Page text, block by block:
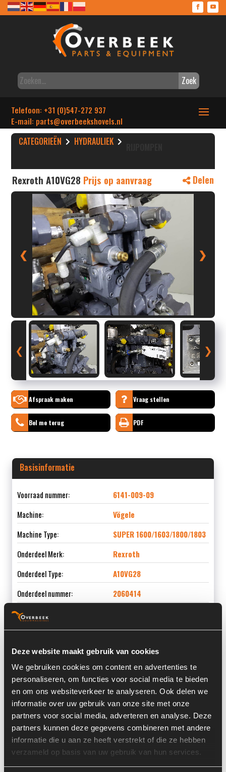
Deze website maakt gebruik van cookies
We gebruiken cookies om content en advertenties te
personaliseren, om functies voor social media te bieden
en om ons websiteverkeer te analyseren. Ook delen we
informatie over uw gebruik van onze site met onze
partners voor social media, adverteren en analyse. Deze
partners kunnen deze gegevens combineren met andere
informatie die u aan ze heeft verstrekt of die ze hebben
verzameld op basis van uw gebruik van hun services.
Zoek
Telefoon: +31 (0)547-272 937
E-mail: parts@overbeekshovels.nl
CATEGORIEËN HYDRAULIEK
Rexroth A10VG28 Prijs op aanvraag Delen
❮ ❯
❮ ❯
Afspraak maken Vraag stellen
Bel me terug PDF
Basisinformatie
Voorraad nummer:
6141-009-09
Machine:
Vögele
Machine Type:
SUPER 1600/1603/1800/1803
Onderdeel Merk:
Rexroth
Onderdeel Type:
A10VG28
Onderdeel nummer:
2060414
Informatie
Serienummer:
25232575
Past op de volgende machines:
Vögele SUPER 1600-1 / 1600-2 / 1600-3 / 1603-1 / 1603-2 /
1603-3 / 1800-1 / 1800-2 / 1800-3 / 1803-1 / 1803-2 /
1803-3
Land:
Nederland